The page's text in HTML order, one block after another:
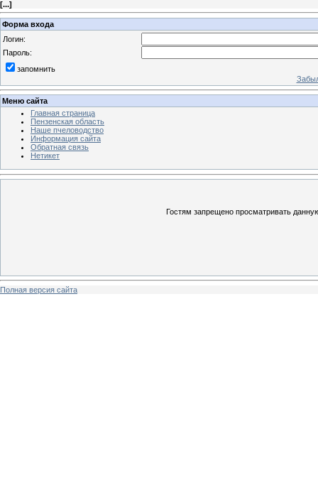
[...]
Форма входа
Логин:
Пароль:
запомнить
Меню сайта
Главная страница
Пензенская область
Наше пчеловодство
Информация сайта
Обратная связь
Нетикет
Гостям запрещено просматривать
Полная версия сайта